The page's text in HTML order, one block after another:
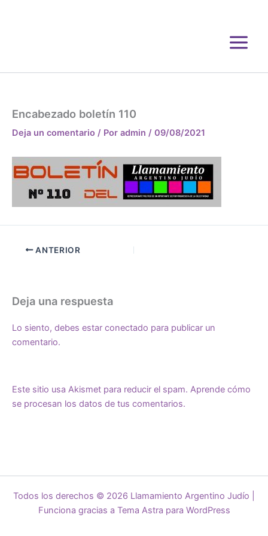
Encabezado boletín 110
Deja un comentario / Por admin / 09/08/2021
ANTERIOR
Deja una respuesta
Lo siento, debes estar conectado para publicar un
comentario.
Este sitio usa Akismet para reducir el spam. Aprende cómo
se procesan los datos de tus comentarios.
Todos los derechos © 2026 Llamamiento Argentino Judío |
Funciona gracias a Tema Astra para WordPress